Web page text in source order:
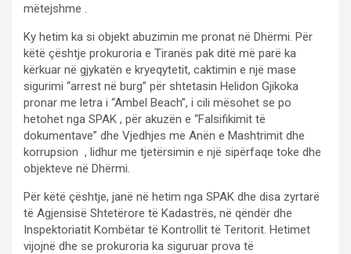
mëtejshme .
Ky hetim ka si objekt abuzimin me pronat në Dhërmi. Për
këtë çështje prokuroria e Tiranës pak ditë më parë ka
kërkuar në gjykatën e kryeqytetit, caktimin e një mase
sigurimi “arrest në burg” për shtetasin Helidon Gjikoka
pronar me letra i “Ambel Beach”, i cili mësohet se po
hetohet nga SPAK , për akuzën e “Falsifikimit të
dokumentave” dhe Vjedhjes me Anën e Mashtrimit dhe
korrupsion , lidhur me tjetërsimin e një sipërfaqe toke dhe
objekteve në Dhërmi.
Për këtë çështje, janë në hetim nga SPAK dhe disa zyrtarë
të Agjensisë Shtetërore të Kadastrës, në qëndër dhe
Inspektoriatit Kombëtar të Kontrollit të Teritorit. Hetimet
vijojnë dhe se prokuroria ka siguruar prova të